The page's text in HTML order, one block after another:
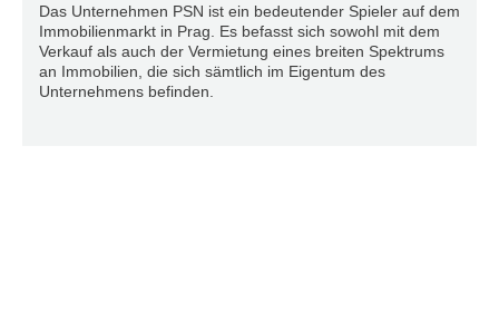
Das Unternehmen PSN ist ein bedeutender Spieler auf dem
Immobilienmarkt in Prag. Es befasst sich sowohl mit dem
Verkauf als auch der Vermietung eines breiten Spektrums
an Immobilien, die sich sämtlich im Eigentum des
Unternehmens befinden.